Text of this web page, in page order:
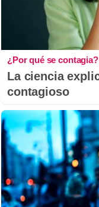
¿Por qué se contagia?
La ciencia
contagioso